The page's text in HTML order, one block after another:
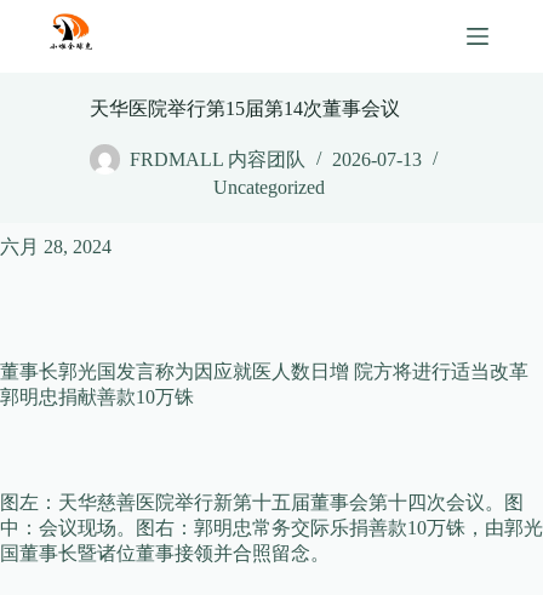
content
天华医院举行第15届第14次董事会议
FRDMALL 内容团队
2026-07-13
Uncategorized
六月 28, 2024
董事长郭光国发言称为因应就医人数日增 院方将进行适当改革
郭明忠捐献善款10万铢
图左：天华慈善医院举行新第十五届董事会第十四次会议。图
中：会议现场。图右：郭明忠常务交际乐捐善款10万铢，由郭光
国董事长暨诸位董事接领并合照留念。